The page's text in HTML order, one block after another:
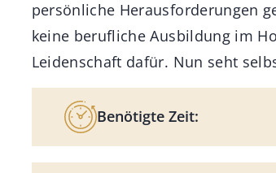
persönliche Herausforderungen
keine berufliche Ausbildung im
Leidenschaft dafür. Nun seht
Benötigte Zeit: